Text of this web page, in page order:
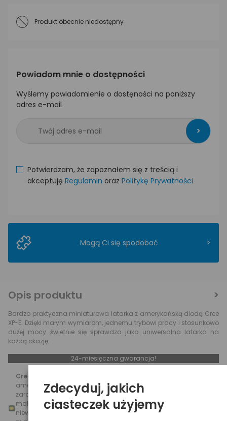
Produkt obecnie niedostępny
Powiadom mnie o dostępności
Wyślemy powiadomienie o dostęności na poniższy
adres e-mail
>
Potwierdzam, że zapoznałem się z treścią i
akceptuję Regulamin oraz Politykę Prywatności
Mogą Ci się spodobać >
Opis produktu
Bardzo praktyczna miniaturowa latarka z amerykańską diodą Cree
XP-E. Dzięki małym wymiarom, jednemu trybowi pracy i stosunkowo
dużej mocy świetnie się sprawdza jako uniwersalna latarka na
każdą okazję.
24-miesięczna gwarancja!
Cree XP-E
amerykańskiego producenta. Mocniejsza, wydajniejsza i
zarazem mniejsza o ponad połowę od nadal popularnej XR-E. Jej
maksymalna moc świetlna to 291 lumenów. Ze względu na
niewielkie wymiary i dużą moc znalazła zastosowanie w wielu
Zdecyduj, jakich
ciasteczek użyjemy